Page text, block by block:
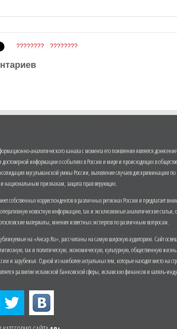
???????? ????????
аналитического канала с момента его появления является донесение
достоверной информации о событиях в России и мире и происходящих в обществе
мусульманской уммы России, выявление случаев дискриминации по
национальным признакам, защита прав верующих.
собственных корреспондентов в различных регионах России и предлагает
оперативную новостную информацию, так и эксклюзивные аналитические статьи,
материалы, мнения известных экспертов по различным вопросам.
на «Ансар.Ru», рассчитаны на самую широкую аудиторию. Сайт
так и политическую, экономическую, культурную, общественную жизнь
и зарубежья. Одной из наиболее актуальных тем, которые находят место на
развитие исламской банковской сферы, исламских финансов и халяль-